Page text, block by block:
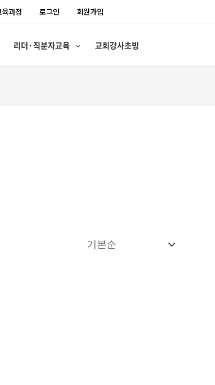
과정 로그인 회원가입
리더·직분자교육 교회강사초빙